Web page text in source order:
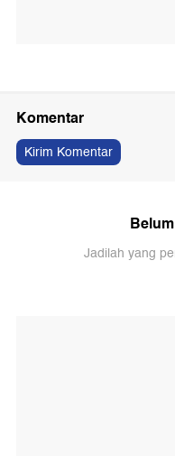
Komentar
Kirim Komentar
Jadilah yang